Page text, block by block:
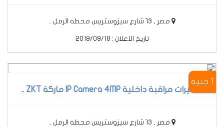
مصر , 13 شارع سيزوستريس محطه الرمل ..
تاريخ الاعلان : 2019/09/18
1 جنيه
كاميرات مراقبة داخلية IP Camera 4MP ماركة ZKT ..
مصر , 13 شارع سيزوستريس محطه الرمل ..